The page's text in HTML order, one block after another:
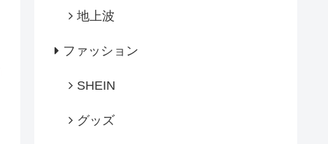
地上波
ファッション
SHEIN
グッズ